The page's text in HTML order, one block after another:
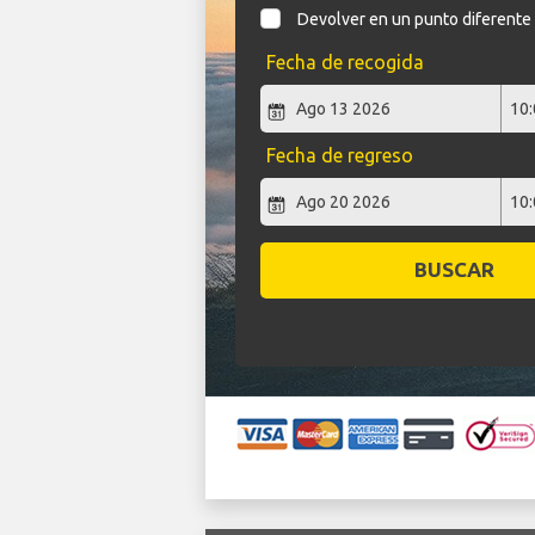
Devolver en un punto diferente
Fecha de recogida
Fecha de regreso
BUSCAR